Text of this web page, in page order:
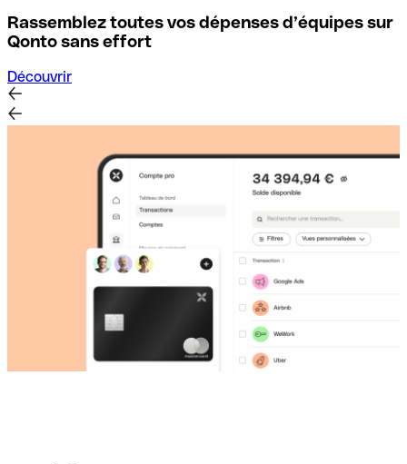
Rassemblez toutes vos dépenses d’équipes sur
Qonto sans effort
Découvrir